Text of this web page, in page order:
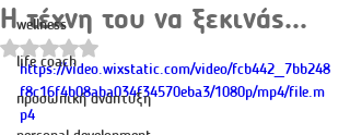
wellness
life coach
προσωπική ανάπτυξη
Η τέχνη του να ξεκινάς...
Rated NaN out of 5 stars.
https://video.wixstatic.com/video/fcb442_7bb248
f8c16f4b08aba034f34570eba3/1080p/mp4/file.m
p4